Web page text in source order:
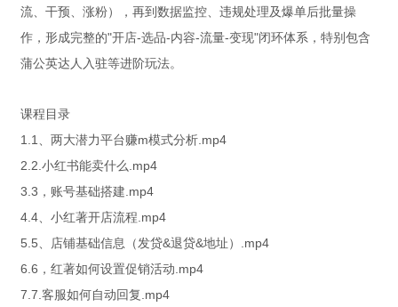
流、干预、涨粉），再到数据监控、违规处理及爆单后批量操
作，形成完整的"开店-选品-内容-流量-变现"闭环体系，特别包含
蒲公英达人入驻等进阶玩法。
课程目录
1.1、两大潜力平台赚m模式分析.mp4
2.2.小红书能卖什么.mp4
3.3，账号基础搭建.mp4
4.4、小红著开店流程.mp4
5.5、店铺基础信息（发贷&退贷&地址）.mp4
6.6，红著如何设置促销活动.mp4
7.7.客服如何自动回复.mp4